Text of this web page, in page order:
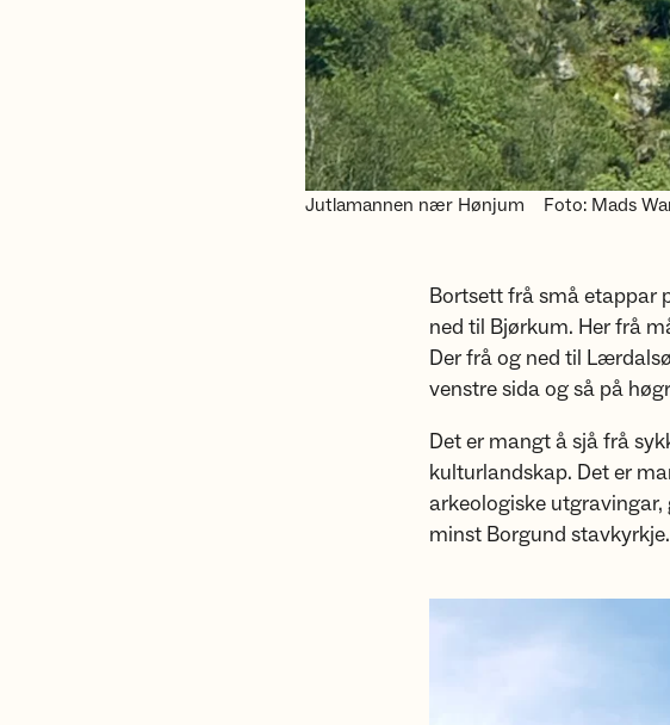
Jutlamannen nær Hønjum Foto: Mads
Bortsett frå små etappar
ned til Bjørkum. Her frå
Der frå og ned til
venstre sida og så på
Det er mangt å sjå frå
kulturlandskap. Det er
arkeologiske
minst Borgund stavkyrkje.